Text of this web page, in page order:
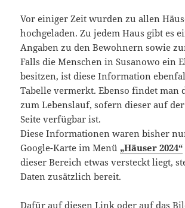
Vor einiger Zeit wurden zu allen
hochgeladen. Zu jedem Haus gibt es
Angaben zu den Bewohnern sowie
Falls die Menschen in Susanowo ein
besitzen, ist diese Information
Tabelle vermerkt. Ebenso findet man
zum Lebenslauf, sofern dieser auf
Seite verfügbar ist.
Diese Informationen waren bisher
Google-Karte im Menü „Häuser 2024“
dieser Bereich etwas versteckt liegt,
Daten zusätzlich bereit.
Dafür auf diesen Link oder auf das